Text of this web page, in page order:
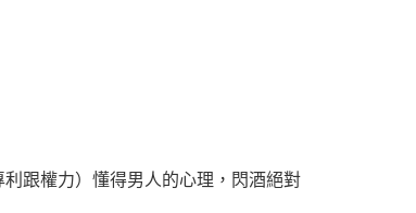
跟權力）懂得男人的心理，閃酒絕對